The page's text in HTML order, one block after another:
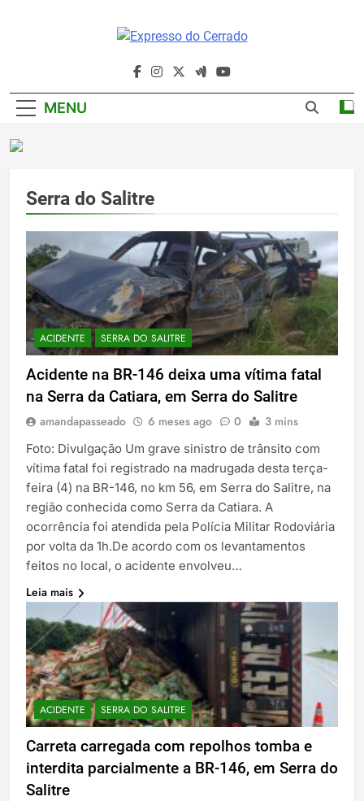
Expresso Do
Cerrado
MENU
Serra do Salitre
ACIDENTE SERRA DO SALITRE
Acidente na BR-146 deixa uma vítima fatal
na Serra da Catiara, em Serra do Salitre
amandapasseado 6 meses ago 0 3 mins
Foto: Divulgação Um grave sinistro de trânsito com
vítima fatal foi registrado na madrugada desta terça-
feira (4) na BR-146, no km 56, em Serra do Salitre, na
região conhecida como Serra da Catiara. A
ocorrência foi atendida pela Polícia Militar Rodoviária
por volta da 1h.De acordo com os levantamentos
feitos no local, o acidente envolveu…
Leia mais
ACIDENTE SERRA DO SALITRE
Carreta carregada com repolhos tomba e
interdita parcialmente a BR-146, em Serra do
Salitre